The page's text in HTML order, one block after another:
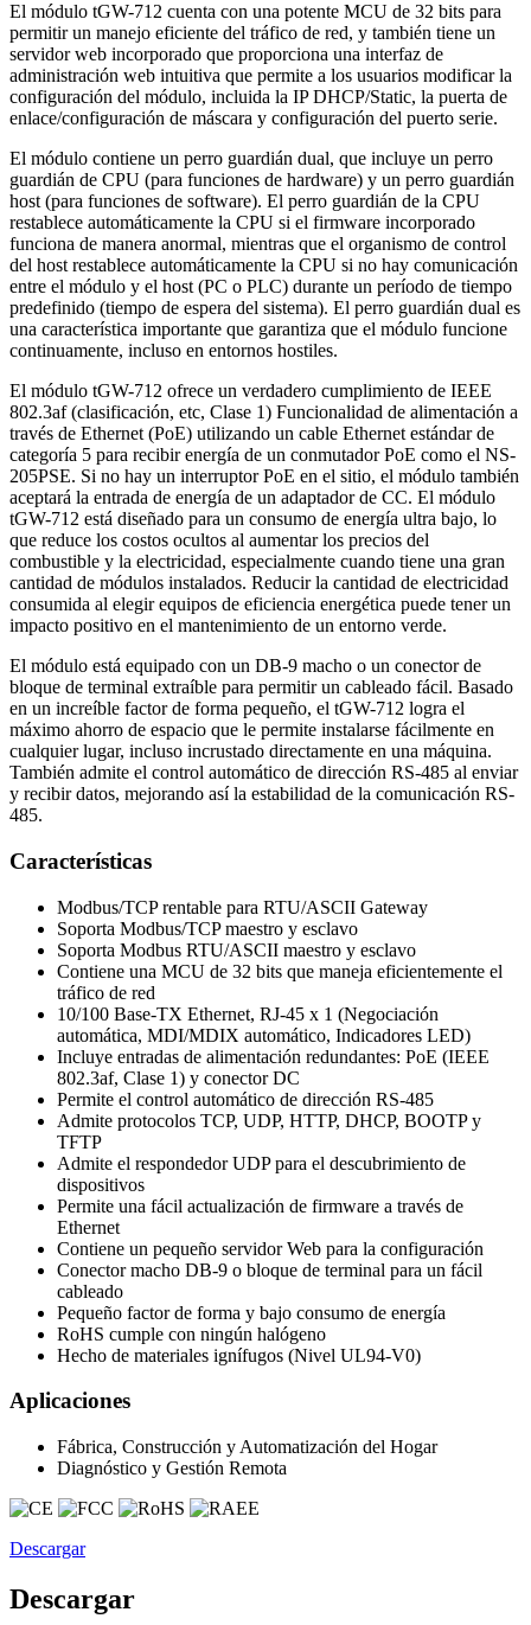
El módulo tGW-712 cuenta con una potente MCU de 32 bits para
permitir un manejo eficiente del tráfico de red, y también tiene un
servidor web incorporado que proporciona una interfaz de
administración web intuitiva que permite a los usuarios modificar la
configuración del módulo, incluida la IP DHCP/Static, la puerta de
enlace/configuración de máscara y configuración del puerto serie.
El módulo contiene un perro guardián dual, que incluye un perro
guardián de CPU (para funciones de hardware) y un perro guardián
host (para funciones de software). El perro guardián de la CPU
restablece automáticamente la CPU si el firmware incorporado
funciona de manera anormal, mientras que el organismo de control
del host restablece automáticamente la CPU si no hay comunicación
entre el módulo y el host (PC o PLC) durante un período de tiempo
predefinido (tiempo de espera del sistema). El perro guardián dual es
una característica importante que garantiza que el módulo funcione
continuamente, incluso en entornos hostiles.
El módulo tGW-712 ofrece un verdadero cumplimiento de IEEE
802.3af (clasificación, etc, Clase 1) Funcionalidad de alimentación a
través de Ethernet (PoE) utilizando un cable Ethernet estándar de
categoría 5 para recibir energía de un conmutador PoE como el NS-
205PSE. Si no hay un interruptor PoE en el sitio, el módulo también
aceptará la entrada de energía de un adaptador de CC. El módulo
tGW-712 está diseñado para un consumo de energía ultra bajo, lo
que reduce los costos ocultos al aumentar los precios del
combustible y la electricidad, especialmente cuando tiene una gran
cantidad de módulos instalados. Reducir la cantidad de electricidad
consumida al elegir equipos de eficiencia energética puede tener un
impacto positivo en el mantenimiento de un entorno verde.
El módulo está equipado con un DB-9 macho o un conector de
bloque de terminal extraíble para permitir un cableado fácil. Basado
en un increíble factor de forma pequeño, el tGW-712 logra el
máximo ahorro de espacio que le permite instalarse fácilmente en
cualquier lugar, incluso incrustado directamente en una máquina.
También admite el control automático de dirección RS-485 al enviar
y recibir datos, mejorando así la estabilidad de la comunicación RS-
485.
Características
Modbus/TCP rentable para RTU/ASCII Gateway
Soporta Modbus/TCP maestro y esclavo
Soporta Modbus RTU/ASCII maestro y esclavo
Contiene una MCU de 32 bits que maneja eficientemente el
tráfico de red
10/100 Base-TX Ethernet, RJ-45 x 1 (Negociación
automática, MDI/MDIX automático, Indicadores LED)
Incluye entradas de alimentación redundantes: PoE (IEEE
802.3af, Clase 1) y conector DC
Permite el control automático de dirección RS-485
Admite protocolos TCP, UDP, HTTP, DHCP, BOOTP y
TFTP
Admite el respondedor UDP para el descubrimiento de
dispositivos
Permite una fácil actualización de firmware a través de
Ethernet
Contiene un pequeño servidor Web para la configuración
Conector macho DB-9 o bloque de terminal para un fácil
cableado
Pequeño factor de forma y bajo consumo de energía
RoHS cumple con ningún halógeno
Hecho de materiales ignífugos (Nivel UL94-V0)
Aplicaciones
Fábrica, Construcción y Automatización del Hogar
Diagnóstico y Gestión Remota
Descargar
Descargar